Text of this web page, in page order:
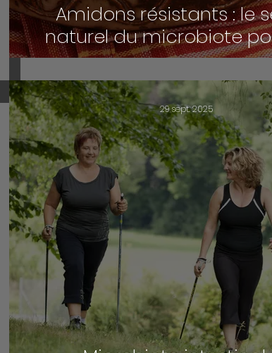
Amidons résistants : le
naturel du microbiote
meilleure digestion et
glycémie stable
29 sept. 2025